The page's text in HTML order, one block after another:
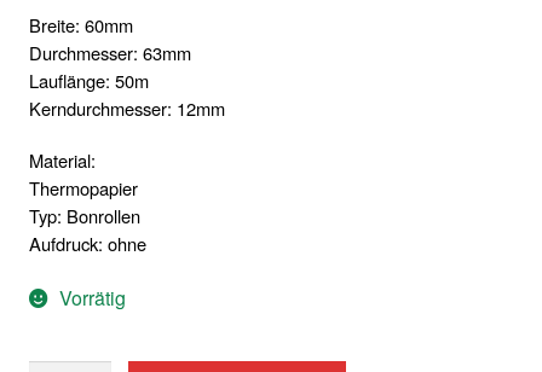
Breite: 60mm
Durchmesser: 63mm
Lauflänge: 50m
Kerndurchmesser: 12mm
Material:
Thermopapier
Typ: Bonrollen
Aufdruck: ohne
Vorrätig